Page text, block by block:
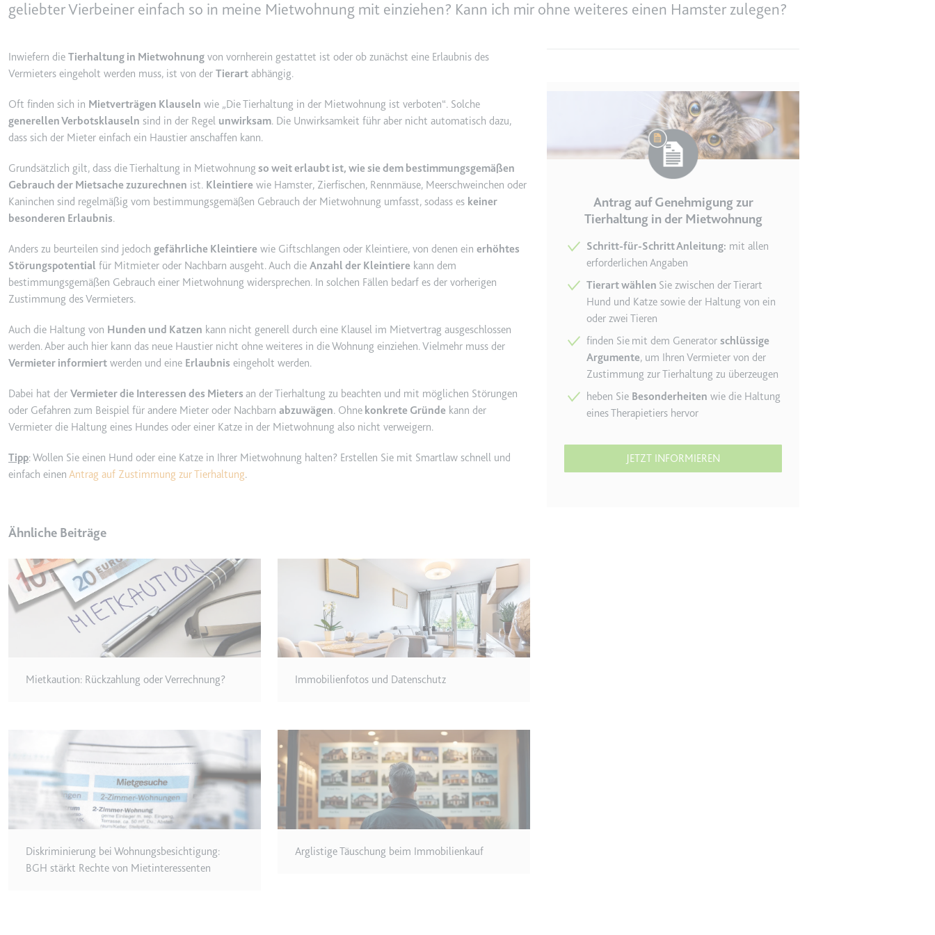
Zweck:
Wird verwendet, um Daten zu Google Analytics über das Gerät und das Verhalten des Besuchers zu
Ablauf:
2 Jahre
Typ:
_gcl_au
Anbieter:
smartlaw.de
Wird verwendet, um die Effizienz der Werbeaktivitäten der Website zu messen, indem Daten über die
Typ:
HTTP-Cookie
_gcl_ls
Anbieter:
www.googletagmanager.com
Zweck:
Verfolgt die Konversionsrate zwischen dem Nutzer und den Werbebannern auf der Website - Dies dient
Ablauf:
Beständig
Typ:
HTML Local Storage
__Secure-ROLLOUT_TOKEN
Typ:
HTTP-Cookie
__Secure-YEC
Anbieter:
youtube.com
Zweck:
Speichert die Benutzereinstellungen beim Abruf eines auf anderen Webseiten integrierten Youtube-
Ablauf:
Anbieter:
youtube.com
Wird verwendet, um die Interaktion der Nutzer mit eingebetteten Inhalten zu verfolgen.
Ablauf:
HTTP-Cookie
behalten.
geliebter Vierbeiner einfach so in meine Mietwohnung mit einziehen? Kann ich mir ohne weiteres einen Hamster zulegen?
Inwiefern die Tierhaltung in Mietwohnung von vornherein gestattet ist oder ob zunächst eine Erlaubnis des
Vermieters eingeholt werden muss, ist von der Tierart abhängig.
Oft finden sich in Mietverträgen Klauseln wie „Die Tierhaltung in der Mietwohnung ist verboten“. Solche
generellen Verbotsklauseln sind in der Regel unwirksam. Die Unwirksamkeit führ aber nicht automatisch dazu,
dass sich der Mieter einfach ein Haustier anschaffen kann.
Grundsätzlich gilt, dass die Tierhaltung in Mietwohnung so weit erlaubt ist, wie sie dem bestimmungsgemäßen
Gebrauch der Mietsache zuzurechnen ist. Kleintiere wie Hamster, Zierfischen, Rennmäuse, Meerschweinchen oder
Kaninchen sind regelmäßig vom bestimmungsgemäßen Gebrauch der Mietwohnung umfasst, sodass es keiner
besonderen Erlaubnis.
Anders zu beurteilen sind jedoch gefährliche Kleintiere wie Giftschlangen oder Kleintiere, von denen ein erhöhtes
Störungspotential für Mitmieter oder Nachbarn ausgeht. Auch die Anzahl der Kleintiere kann dem
bestimmungsgemäßen Gebrauch einer Mietwohnung widersprechen. In solchen Fällen bedarf es der vorherigen
Zustimmung des Vermieters.
Auch die Haltung von Hunden und Katzen kann nicht generell durch eine Klausel im Mietvertrag ausgeschlossen
werden. Aber auch hier kann das neue Haustier nicht ohne weiteres in die Wohnung einziehen. Vielmehr muss der
Vermieter informiert werden und eine Erlaubnis eingeholt werden.
Dabei hat der Vermieter die Interessen des Mieters an der Tierhaltung zu beachten und mit möglichen Störungen
oder Gefahren zum Beispiel für andere Mieter oder Nachbarn abzuwägen. Ohne konkrete Gründe kann der
Vermieter die Haltung eines Hundes oder einer Katze in der Mietwohnung also nicht verweigern.
Tipp: Wollen Sie einen Hund oder eine Katze in Ihrer Mietwohnung halten? Erstellen Sie mit Smartlaw schnell und
einfach einen Antrag auf Zustimmung zur Tierhaltung.
Ähnliche Beiträge
Mietkaution: Rückzahlung oder Verrechnung? Immobilienfotos und Datenschutz
Diskriminierung bei Wohnungsbesichtigung:
BGH stärkt Rechte von Mietinteressenten
Arglistige Täuschung beim Immobilienkauf
Antrag auf Genehmigung zur
Tierhaltung in der Mietwohnung
Schritt-für-Schritt Anleitung: mit allen
erforderlichen Angaben
Tierart wählen Sie zwischen der Tierart
Hund und Katze sowie der Haltung von ein
oder zwei Tieren
finden Sie mit dem Generator schlüssige
Argumente, um Ihren Vermieter von der
Zustimmung zur Tierhaltung zu überzeugen
heben Sie Besonderheiten wie die Haltung
eines Therapietiers hervor
JETZT INFORMIEREN